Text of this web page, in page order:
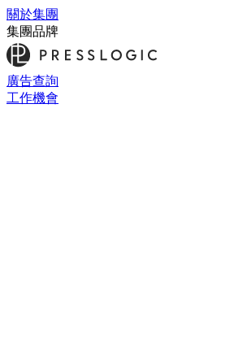
關於集團
集團品牌
廣告查詢
工作機會